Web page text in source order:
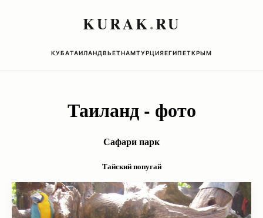
KURAK.RU
КУБАТАИЛАНДВЬЕТНАМТУРЦИЯЕГИПЕТКРЫМ
Таиланд - фото
Сафари парк
Тайский попугай